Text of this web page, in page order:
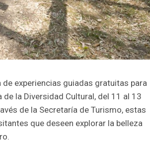
experiencias guiadas gratuitas para
la Diversidad Cultural, del 11 al 13
de la Secretaría de Turismo, estas
que deseen explorar la belleza